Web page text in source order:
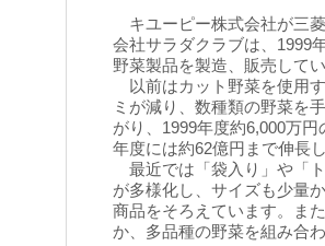
キユーピー株式会社が三
会社サラダクラブは、1999
野菜製品を製造、販売して
以前はカット野菜を使用
ミが減り、数種類の野菜を
がり、1999年度約6,000万
年度には約62億円まで伸長
最近では「袋入り」や「
が多様化し、サイズも少量
商品をそろえています。ま
か、多品種の野菜を組み合